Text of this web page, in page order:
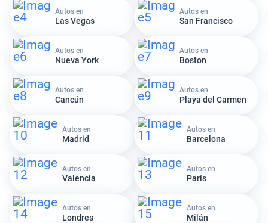
Autos en
Las Vegas
Autos en
San Francisco
Autos en
Nueva York
Autos en
Boston
Autos en
Cancún
Autos en
Playa del Carmen
Autos en
Madrid
Autos en
Barcelona
Autos en
Valencia
Autos en
París
Autos en
Londres
Autos en
Milán